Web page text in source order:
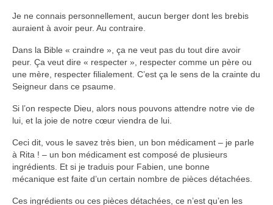
Je ne connais personnellement, aucun berger dont les brebis
auraient à avoir peur. Au contraire.
Dans la Bible « craindre », ça ne veut pas du tout dire avoir
peur. Ça veut dire « respecter », respecter comme un père ou
une mère, respecter filialement. C’est ça le sens de la crainte du
Seigneur dans ce psaume.
Si l’on respecte Dieu, alors nous pouvons attendre notre vie de
lui, et la joie de notre cœur viendra de lui.
Ceci dit, vous le savez très bien, un bon médicament – je parle
à Rita ! – un bon médicament est composé de plusieurs
ingrédients. Et si je traduis pour Fabien, une bonne
mécanique est faite d’un certain nombre de pièces détachées.
Ces ingrédients ou ces pièces détachées, ce n’est qu’en les